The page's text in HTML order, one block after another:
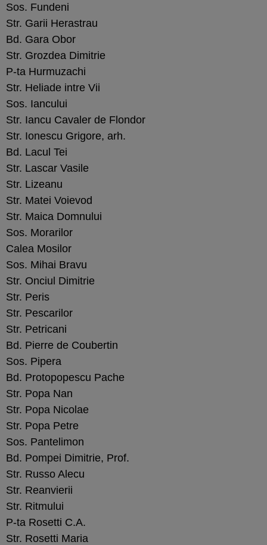
Sos. Fundeni
Str. Garii Herastrau
Bd. Gara Obor
Str. Grozdea Dimitrie
P-ta Hurmuzachi
Str. Heliade intre Vii
Sos. Iancului
Str. Iancu Cavaler de Flondor
Str. Ionescu Grigore, arh.
Bd. Lacul Tei
Str. Lascar Vasile
Str. Lizeanu
Str. Matei Voievod
Str. Maica Domnului
Sos. Morarilor
Calea Mosilor
Sos. Mihai Bravu
Str. Onciul Dimitrie
Str. Peris
Str. Pescarilor
Str. Petricani
Bd. Pierre de Coubertin
Sos. Pipera
Bd. Protopopescu Pache
Str. Popa Nan
Str. Popa Nicolae
Str. Popa Petre
Sos. Pantelimon
Bd. Pompei Dimitrie, Prof.
Str. Russo Alecu
Str. Reanvierii
Str. Ritmului
P-ta Rosetti C.A.
Str. Rosetti Maria